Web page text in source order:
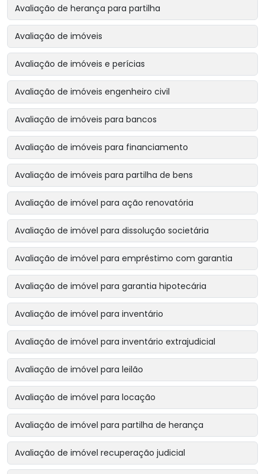
Avaliação de herança para partilha
Avaliação de imóveis
Avaliação de imóveis e perícias
Avaliação de imóveis engenheiro civil
Avaliação de imóveis para bancos
Avaliação de imóveis para financiamento
Avaliação de imóveis para partilha de bens
Avaliação de imóvel para ação renovatória
Avaliação de imóvel para dissolução societária
Avaliação de imóvel para empréstimo com garantia
Avaliação de imóvel para garantia hipotecária
Avaliação de imóvel para inventário
Avaliação de imóvel para inventário extrajudicial
Avaliação de imóvel para leilão
Avaliação de imóvel para locação
Avaliação de imóvel para partilha de herança
Avaliação de imóvel recuperação judicial